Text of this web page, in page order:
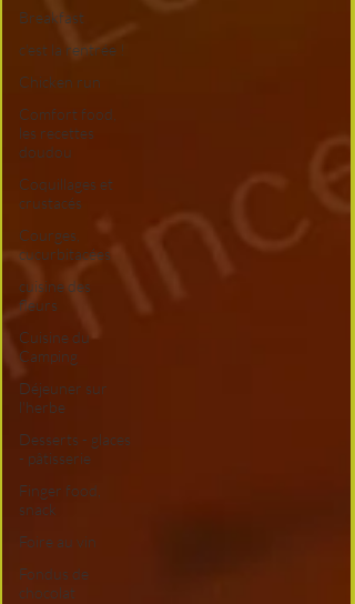
Breakfast
c'est la rentrée !
Chicken run
Comfort food,
les recettes
doudou
Coquillages et
crustacés
Courges,
cucurbitacées
cuisine des
fleurs
Cuisine du
Camping
Déjeuner sur
l'herbe
Desserts - glaces
- pâtisserie
Finger food,
snack
Foire au vin
Fondus de
chocolat